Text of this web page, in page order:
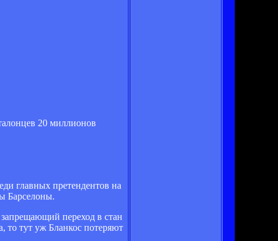
20 миллионов
главных претендентов на
Барселоны.
переход в стан
то тут уж Бланкос потеряют